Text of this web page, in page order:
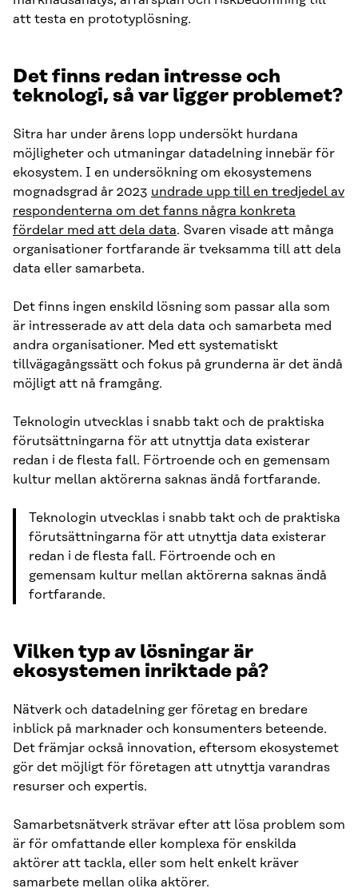
att testa en prototyplösning.
Det finns redan intresse och
teknologi, så var ligger problemet?
Sitra har under årens lopp undersökt hurdana
möjligheter och utmaningar datadelning innebär för
ekosystem. I en undersökning om ekosystemens
mognadsgrad år 2023 undrade upp till en tredjedel av
respondenterna om det fanns några konkreta
fördelar med att dela data. Svaren visade att många
organisationer fortfarande är tveksamma till att dela
data eller samarbeta.
Det finns ingen enskild lösning som passar alla som
är intresserade av att dela data och samarbeta med
andra organisationer. Med ett systematiskt
tillvägagångssätt och fokus på grunderna är det ändå
möjligt att nå framgång.
Teknologin utvecklas i snabb takt och de praktiska
förutsättningarna för att utnyttja data existerar
redan i de flesta fall. Förtroende och en gemensam
kultur mellan aktörerna saknas ändå fortfarande.
Teknologin utvecklas i snabb takt och de praktiska
förutsättningarna för att utnyttja data existerar
redan i de flesta fall. Förtroende och en
gemensam kultur mellan aktörerna saknas ändå
fortfarande.
Vilken typ av lösningar är
ekosystemen inriktade på?
Nätverk och datadelning ger företag en bredare
inblick på marknader och konsumenters beteende.
Det främjar också innovation, eftersom ekosystemet
gör det möjligt för företagen att utnyttja varandras
resurser och expertis.
Samarbetsnätverk strävar efter att lösa problem som
är för omfattande eller komplexa för enskilda
aktörer att tackla, eller som helt enkelt kräver
samarbete mellan olika aktörer.